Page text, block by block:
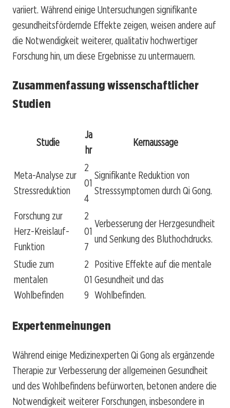
variiert. Während einige Untersuchungen signifikante
gesundheitsfördernde Effekte zeigen, weisen andere auf
die Notwendigkeit weiterer, qualitativ hochwertiger
Forschung hin, um diese Ergebnisse zu untermauern.
Zusammenfassung wissenschaftlicher
Studien
Studie
Ja
hr
Kernaussage
Meta-Analyse zur
Stressreduktion
2
01
4
Signifikante Reduktion von
Stresssymptomen durch Qi Gong.
Forschung zur
Herz-Kreislauf-
Funktion
2
01
7
Verbesserung der Herzgesundheit
und Senkung des Bluthochdrucks.
Studie zum
mentalen
Wohlbefinden
2
01
9
Positive Effekte auf die mentale
Gesundheit und das
Wohlbefinden.
Expertenmeinungen
Während einige Medizinexperten Qi Gong als ergänzende
Therapie zur Verbesserung der allgemeinen Gesundheit
und des Wohlbefindens befürworten, betonen andere die
Notwendigkeit weiterer Forschungen, insbesondere in